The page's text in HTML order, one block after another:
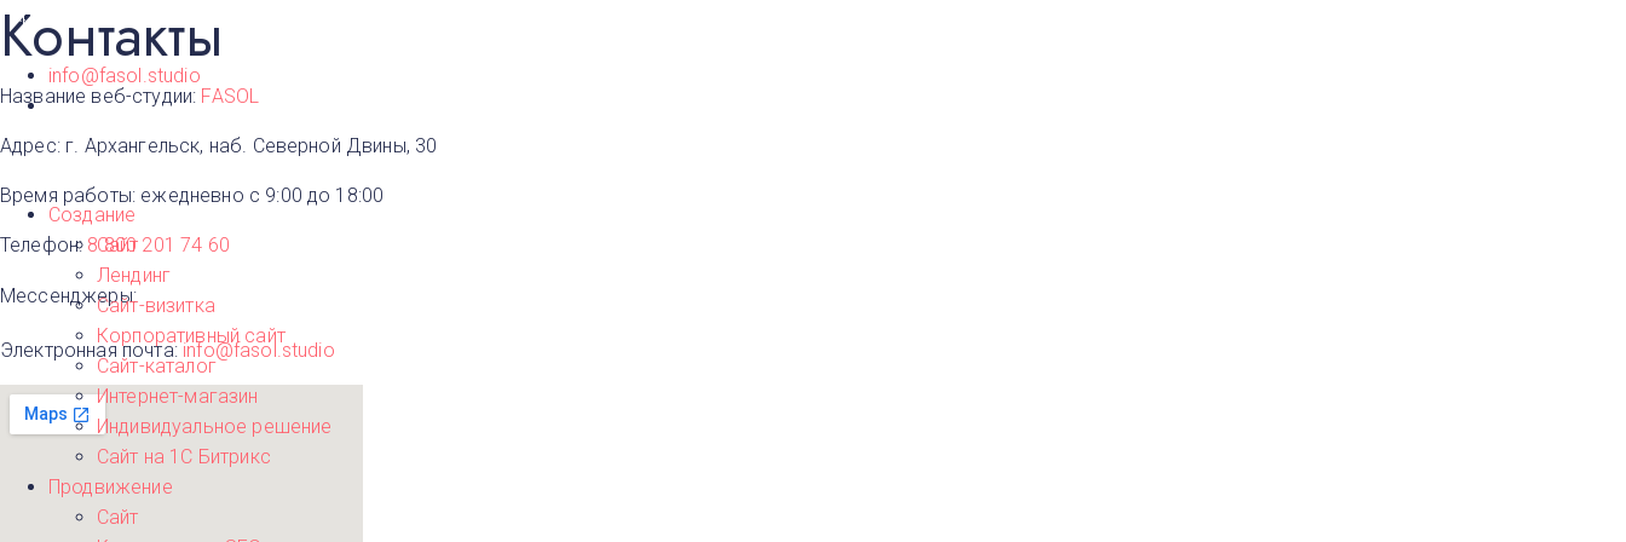
Архангельск
info@fasol.studio
Создание
Сайт
Лендинг
Сайт-визитка
Корпоративный сайт
Сайт-каталог
Интернет-магазин
Индивидуальное решение
Сайт на 1С Битрикс
Продвижение
Сайт
Контакты
Название веб-студии: FASOL
Адрес: г. Архангельск, наб. Северной Двины, 30
Время работы: ежедневно с 9:00 до 18:00
Телефон: 8 800 201 74 60
Мессенджеры:
Электронная почта: info@fasol.studio